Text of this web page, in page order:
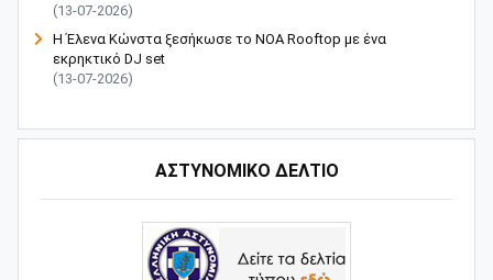
(13-07-2026)
Η Έλενα Κώνστα ξεσήκωσε το NOA Rooftop με ένα
εκρηκτικό DJ set
(13-07-2026)
ΑΣΤΥΝΟΜΙΚΟ ΔΕΛΤΙΟ